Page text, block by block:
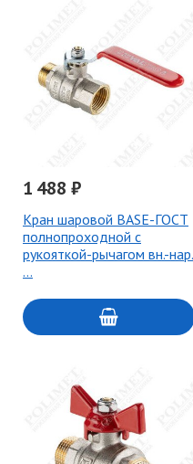
1 488 ₽
Кран шаровой BASE-ГОСТ
полнопроходной с
рукояткой-рычагом вн.-нар.
…